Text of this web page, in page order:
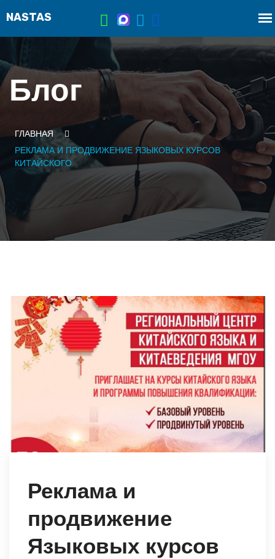
Блог
ГЛАВНАЯ
РЕКЛАМА И ПРОДВИЖЕНИЕ ЯЗЫКОВЫХ КУРСОВ
КИТАЙСКОГО
Реклама и
продвижение
Языковых курсов